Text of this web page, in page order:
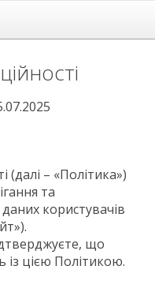
(далі – «Політика»)
та
користувачів
що
із цією Політикою.